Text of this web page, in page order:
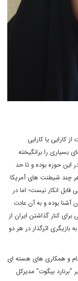
کارایی یا کارایی
بسیاری را برانگیخته
این حوزه بوده و تا حد
چند شیطنت های آمریکا
قابل انکار نیست؛ اما در
آشنا بوده و به آن عادت
کنار گذاشتن ایران از
بازیگری اثرگذار در هر دو
و همکاری های هسته ای
"برنارد بیگوت" مدیرکل